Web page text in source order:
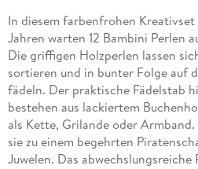
In diesem farbenfrohen
Jahren warten 12 Bambini Perlen
Die griffigen Holzperlen lassen
sortieren und in bunter Folge auf
fädeln. Der praktische Fädelstab
bestehen aus lackiertem
als Kette, Grilande oder
sie zu einem begehrten
Juwelen. Das